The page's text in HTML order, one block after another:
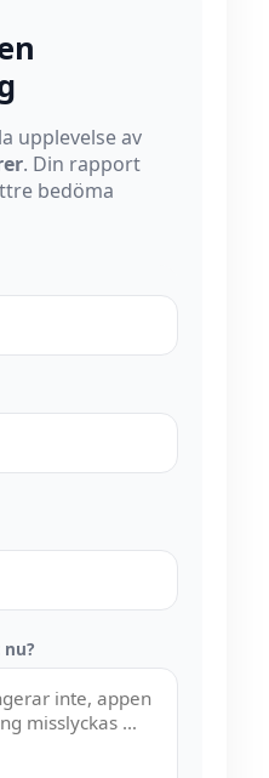
upplevelse av
. Din rapport
bedöma